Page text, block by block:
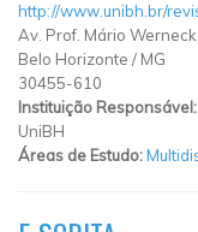
http://www.unibh.br/
Av. Prof. Mário
Belo Horizonte / MG
30455-610
Instituição Responsável:
UniBH
Áreas de Estudo: